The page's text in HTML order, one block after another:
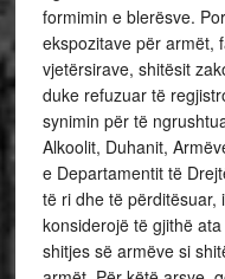
formimin e blerësve.
ekspozitave për armët,
vjetërsirave, shitësit
duke refuzuar të
synimin për të
Alkoolit, Duhanit,
e Departamentit të
të ri dhe të përditësuar,
konsiderojë të gjithë
shitjes së armëve si